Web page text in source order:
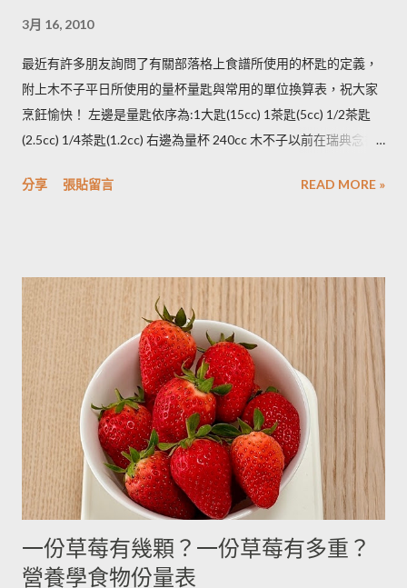
淨蒸熟，接著再依據料理需求切塊或壓泥分裝，送入冷凍庫冷
凍。必須注意的是，在馬鈴薯冷凍的過程，水分會與澱粉脫離，
所以解凍馬鈴薯塊時馬鈴薯會出水，不同的馬鈴薯品種，出水程
度不同，可依料理需求選擇；冷凍庫的幸福生活提案一書提到：
將馬鈴薯壓成泥，可以改善馬鈴薯解凍後水水軟軟的狀態。木不
被附近的馬鈴薯泥吸收。 2014/12/12補充from Patty： 1.新鮮現
落擺放三個月。...
3月 16, 2010
最近有許多朋友詢問了有關部落格上食譜所使用的杯匙的定義，
附上木不子平日所使用的量杯量匙與常用的單位換算表，祝大家
烹飪愉快！ 左邊是量匙依序為:1大匙(15cc) 1茶匙(5cc) 1/2茶匙
(2.5cc) 1/4茶匙(1.2cc) 右邊為量杯 240cc 木不子以前在瑞典念書
用材料容量重量換算表 名稱 1 小匙 (1t) 1 大匙(1T) 1 杯(1cup)
3.9g --------- --------- 可可粉 2g 6g 80g 乾酵母 3.3g 10g --------- 吉
利丁粉 3.3g 10g 細鹽 4.3g 13g ---------- 細砂糖 4g 13g 170g 粗砂
糖 4g 13g 170g 糖粉 2g 6g 100g 蜂蜜 7g 22g 290g 沙拉油 4g
14g 190g 鮮奶油 5g 15g 200g 奶油 4.5g 14g 205g 酥油 4g 13g
180g 牛奶 6g 17g 210g 煉乳 6g 17.5g 240g 優格 5g 15g 210g 清
水 5g 15g 200g 可可粉 2g 6g 80g 即溶咖啡 2g 6g 70g 葡萄乾 ----
- ------- 170g 引用自 Mami的魔法廚房 ...
分享 張貼留言 READ MORE »
一份草莓有幾顆？一份草莓有多重？
營養學食物份量表